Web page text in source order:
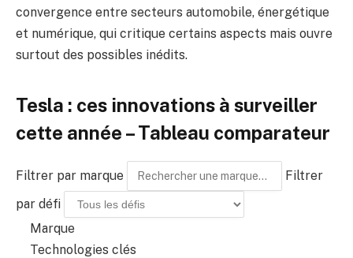
convergence entre secteurs automobile, énergétique
et numérique, qui critique certains aspects mais ouvre
surtout des possibles inédits.
Tesla : ces innovations à surveiller
cette année – Tableau comparateur
Filtrer par marque
Filtrer
par défi
Marque
Technologies clés